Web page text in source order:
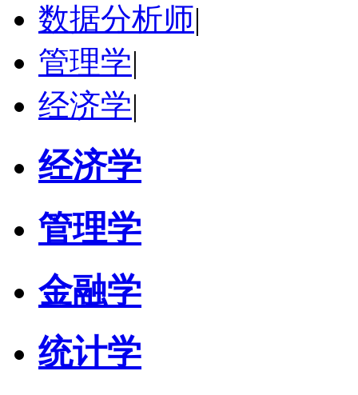
数据分析师|
管理学|
经济学|
经济学
管理学
金融学
统计学